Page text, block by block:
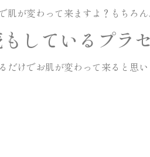
肌が変わって来ますよ？もちろ
しているプラ
だけでお肌が変わって来ると思い